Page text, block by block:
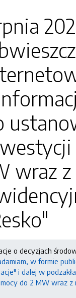
wraz
o decyzjach
w formie
i dalej w
do 2 MW wraz z